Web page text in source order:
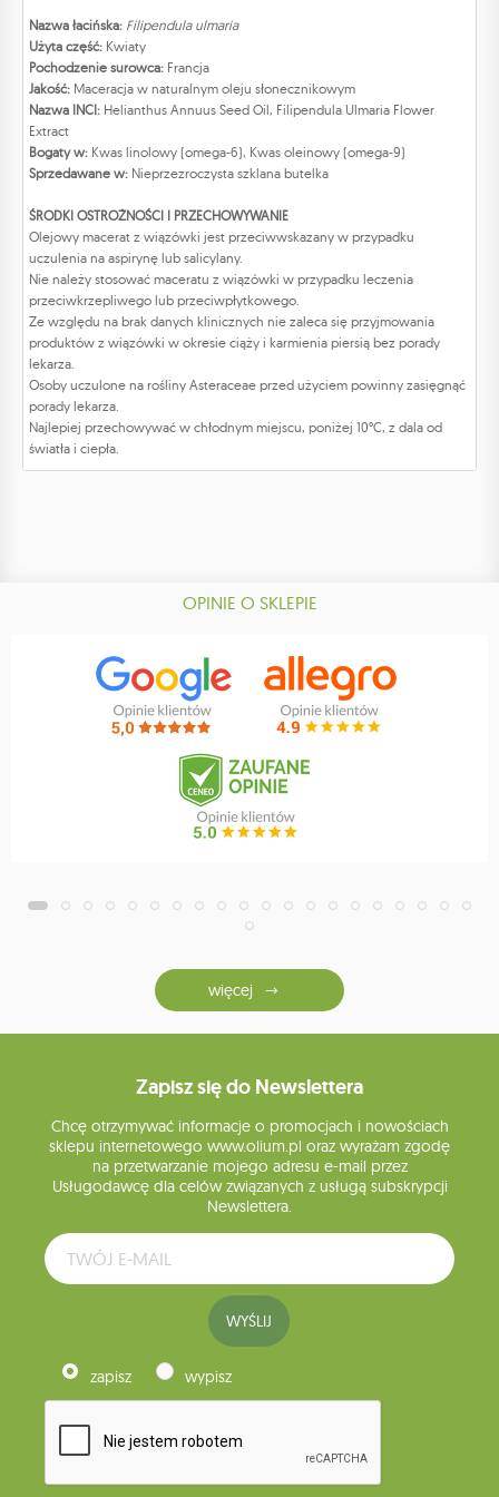
Nazwa łacińska: Filipendula ulmaria
Użyta część: Kwiaty
Pochodzenie surowca: Francja
Jakość: Maceracja w naturalnym oleju słonecznikowym
Nazwa INCI: Helianthus Annuus Seed Oil, Filipendula Ulmaria Flower
Extract
Bogaty w: Kwas linolowy (omega-6), Kwas oleinowy (omega-9)
Sprzedawane w: Nieprzezroczysta szklana butelka
ŚRODKI OSTROŻNOŚCI I PRZECHOWYWANIE
Olejowy macerat z wiązówki jest przeciwwskazany w przypadku
uczulenia na aspirynę lub salicylany.
Nie należy stosować maceratu z wiązówki w przypadku leczenia
przeciwkrzepliwego lub przeciwpłytkowego.
Ze względu na brak danych klinicznych nie zaleca się przyjmowania
produktów z wiązówki w okresie ciąży i karmienia piersią bez porady
lekarza.
Osoby uczulone na rośliny Asteraceae przed użyciem powinny zasięgnąć
porady lekarza.
Najlepiej przechowywać w chłodnym miejscu, poniżej 10°C, z dala od
światła i ciepła.
OPINIE O SKLEPIE
więcej
Zapisz się do Newslettera
Chcę otrzymywać informacje o promocjach i nowościach
sklepu internetowego www.olium.pl oraz wyrażam zgodę
na przetwarzanie mojego adresu e-mail przez
Usługodawcę dla celów związanych z usługą subskrypcji
Newslettera.
WYŚLIJ
zapisz wypisz